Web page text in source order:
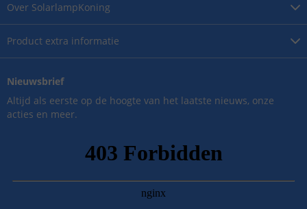
Over SolarlampKoning
Product extra informatie
Nieuwsbrief
Altijd als eerste op de hoogte van het laatste nieuws, onze
acties en meer.